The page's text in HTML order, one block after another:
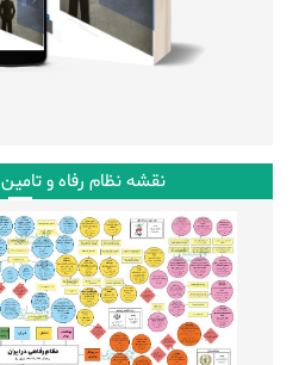
نقشه نظام رفاه و